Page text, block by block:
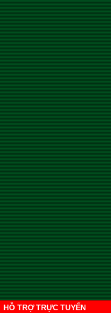
HỖ TRỢ TRỰC TUYẾN